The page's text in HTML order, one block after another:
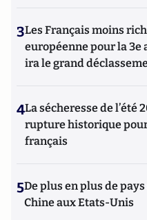
3Les Français moins
européenne pour la 3e
ira le grand
4La sécheresse de l’été
rupture historique
français
5De plus en plus de
Chine aux Etats-Unis